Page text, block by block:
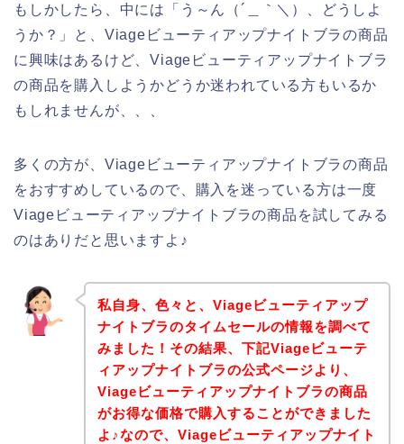
もしかしたら、中には「う～ん（´＿｀＼）、どうしよ
うか？」と、Viageビューティアップナイトブラの商品
に興味はあるけど、Viageビューティアップナイトブラ
の商品を購入しようかどうか迷われている方もいるか
もしれませんが、、、
多くの方が、Viageビューティアップナイトブラの商品
をおすすめしているので、購入を迷っている方は一度
Viageビューティアップナイトブラの商品を試してみる
のはありだと思いますよ♪
私自身、色々と、Viageビューティアップ
ナイトブラのタイムセールの情報を調べて
みました！その結果、下記Viageビューテ
ィアップナイトブラの公式ページより、
Viageビューティアップナイトブラの商品
がお得な価格で購入することができました
よ♪なので、Viageビューティアップナイト